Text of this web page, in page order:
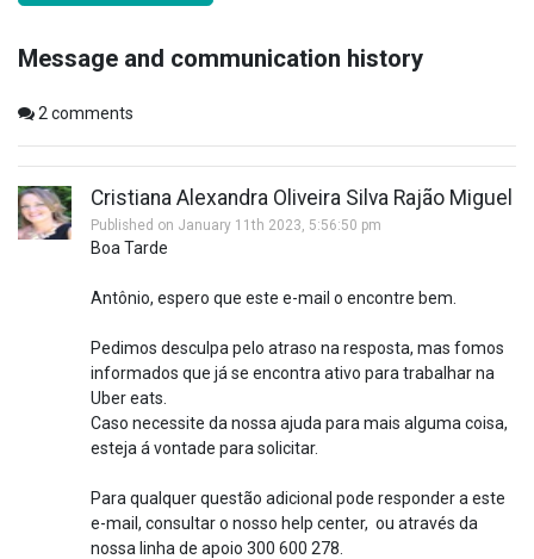
Message and communication history
2 comments
Cristiana Alexandra Oliveira Silva Rajão Miguel
Published on January 11th 2023, 5:56:50 pm
Boa Tarde
Antônio, espero que este e-mail o encontre bem.
Pedimos desculpa pelo atraso na resposta, mas fomos
informados que já se encontra ativo para trabalhar na
Uber eats.
Caso necessite da nossa ajuda para mais alguma coisa,
esteja á vontade para solicitar.
Para qualquer questão adicional pode responder a este
e-mail, consultar o nosso help center, ou através da
nossa linha de apoio 300 600 278.